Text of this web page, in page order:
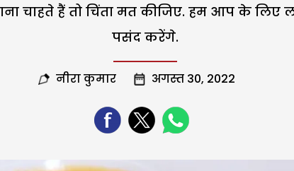
चाहते हैं तो चिंता मत कीजिए. हम आप के लिए
पसंद करेंगे.
नीरा कुमार अगस्त 30, 2022